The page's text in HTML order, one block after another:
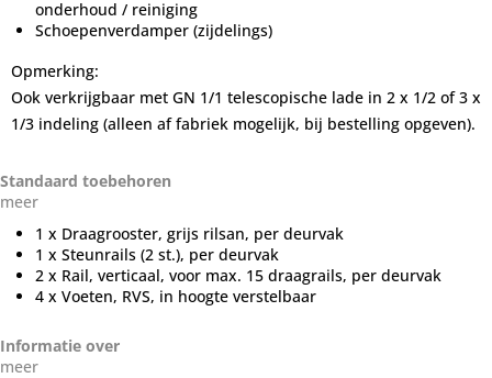
onderhoud / reiniging
Schoepenverdamper (zijdelings)
Opmerking:
Ook verkrijgbaar met GN 1/1 telescopische lade in 2 x 1/2 of 3 x
1/3 indeling (alleen af ​​fabriek mogelijk, bij bestelling opgeven).
Standaard toebehoren
meer
1 x Draagrooster, grijs rilsan, per deurvak
1 x Steunrails (2 st.), per deurvak
2 x Rail, verticaal, voor max. 15 draagrails, per deurvak
4 x Voeten, RVS, in hoogte verstelbaar
Informatie over
meer